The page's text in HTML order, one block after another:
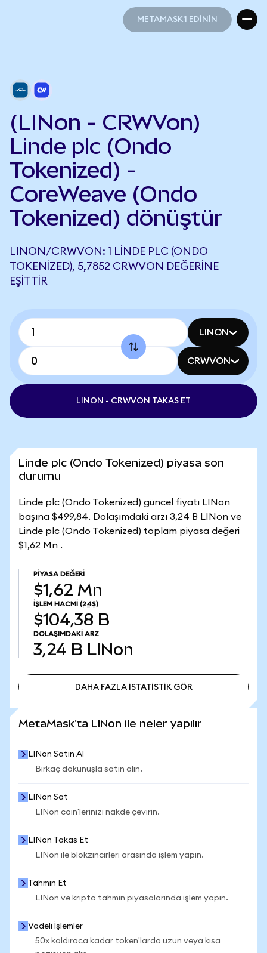
METAMASK'I EDİNİN
(LINon - CRWVon)
Linde plc (Ondo
Tokenized) -
CoreWeave (Ondo
Tokenized) dönüştür
LINON/CRWVON: 1 LINDE PLC (ONDO
TOKENIZED), 5,7852 CRWVON DEĞERINE
EŞITTIR
LINON
CRWVON
LINON - CRWVON TAKAS ET
Linde plc (Ondo Tokenized) piyasa son
durumu
Linde plc (Ondo Tokenized) güncel fiyatı LINon
başına $499,84. Dolaşımdaki arzı 3,24 B LINon ve
Linde plc (Ondo Tokenized) toplam piyasa değeri
$1,62 Mn .
PIYASA DEĞERI
$1,62 Mn
İŞLEM HACMI (24S)
$104,38 B
DOLAŞIMDAKI ARZ
3,24 B LINon
DAHA FAZLA İSTATİSTİK GÖR
MetaMask'ta LINon ile neler yapılır
LINon Satın Al
Birkaç dokunuşla satın alın.
LINon Sat
LINon coin'lerinizi nakde çevirin.
LINon Takas Et
LINon ile blokzincirleri arasında işlem yapın.
Tahmin Et
LINon ve kripto tahmin piyasalarında işlem yapın.
Vadeli İşlemler
50x kaldıraca kadar token'larda uzun veya kısa